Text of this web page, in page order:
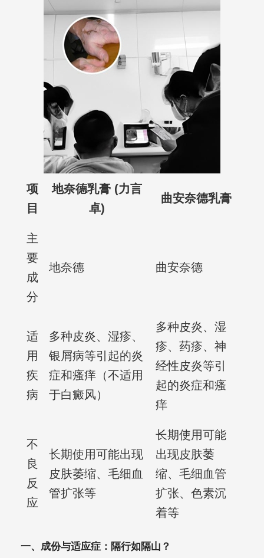
项
目
地奈德乳膏 (力言
卓)
曲安奈德乳膏
主
要
成
分
地奈德 曲安奈德
适
用
疾
病
多种皮炎、湿疹、
银屑病等引起的炎
症和瘙痒（不适用
于白癜风）
多种皮炎、湿
疹、药疹、神
经性皮炎等引
起的炎症和瘙
痒
不
良
反
应
长期使用可能出现
皮肤萎缩、毛细血
管扩张等
长期使用可能
出现皮肤萎
缩、毛细血管
扩张、色素沉
着等
一、成份与适应症：隔行如隔山？